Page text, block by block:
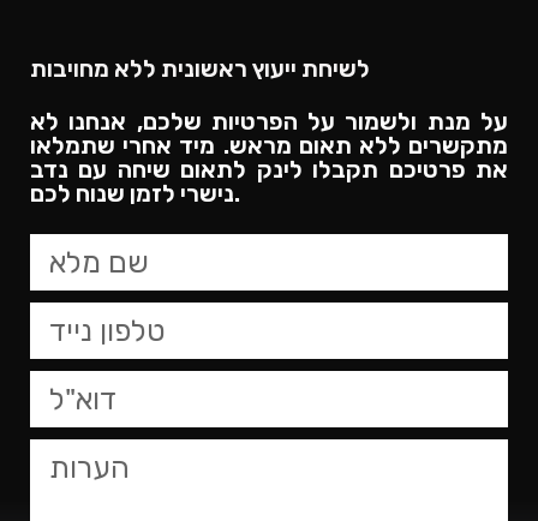
לשיחת ייעוץ ראשונית ללא מחויבות
על מנת ולשמור על הפרטיות שלכם, אנחנו לא
מתקשרים ללא תאום מראש. מיד אחרי שתמלאו
את פרטיכם תקבלו לינק לתאום שיחה עם נדב
נישרי לזמן שנוח לכם.​